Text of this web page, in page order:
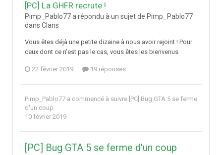
[PC] La GHFR recrute !
Pimp_Pablo77 a répondu à un sujet de Pimp_Pablo77
dans Clans
Vous êtes déjà une petite dizaine à nous avoir rejoint ! Pour
ceux dont ce n'est pas le cas, vous êtes les bienvenus
22 février 2019 19 réponses
Pimp_Pablo77 a commencé à suivre [PC] Bug GTA 5 se ferme
d'un coup
10 février 2019
[PC] Bug GTA 5 se ferme d'un coup